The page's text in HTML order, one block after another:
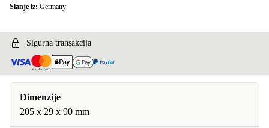
Slanje iz: Germany
Sigurna transakcija
Dimenzije
205 x 29 x 90 mm